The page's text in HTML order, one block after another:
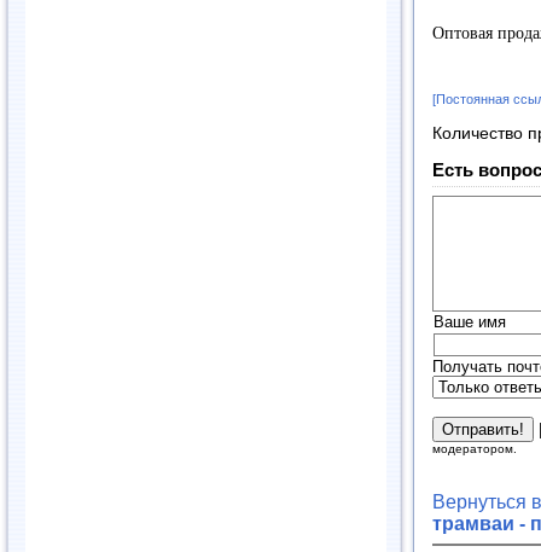
Оптовая
[Постоянная
Количество
Есть
Ваше имя
Получать
модератором.
Вернуться
трамваи -